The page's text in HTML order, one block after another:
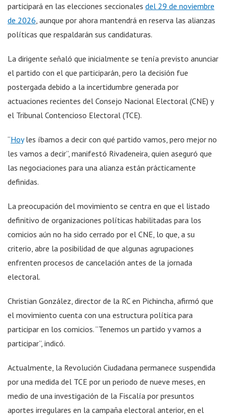
participará en las elecciones seccionales del 29 de noviembre
de 2026 , aunque por ahora mantendrá en reserva las alianzas
políticas que respaldarán sus candidaturas.
La dirigente señaló que inicialmente se tenía previsto anunciar
el partido con el que participarán, pero la decisión fue
postergada debido a la incertidumbre generada por
actuaciones recientes del Consejo Nacional Electoral (CNE) y
el Tribunal Contencioso Electoral (TCE).
“Hoyles íbamos a decir con qué partido vamos, pero mejor no
les vamos a decir”, manifestó Rivadeneira, quien aseguró que
las negociaciones para una alianza están prácticamente
definidas.
La preocupación del movimiento se centra en que el listado
definitivo de organizaciones políticas habilitadas para los
comicios aún no ha sido cerrado por el CNE, lo que, a su
criterio, abre la posibilidad de que algunas agrupaciones
enfrenten procesos de cancelación antes de la jornada
electoral.
Christian González, director de la RC en Pichincha, afirmó que
el movimiento cuenta con una estructura política para
participar en los comicios. “Tenemos un partido y vamos a
participar”, indicó.
Actualmente, la Revolución Ciudadana permanece suspendida
por una medida del TCE por un periodo de nueve meses, en
medio de una investigación de la Fiscalía por presuntos
aportes irregulares en la campaña electoral anterior, en el